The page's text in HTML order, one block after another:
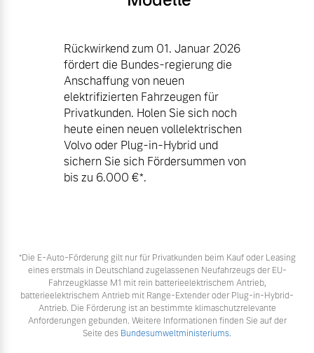
Rückwirkend zum 01. Januar 2026
fördert die Bundes-regierung die
Anschaffung von neuen
elektrifizierten Fahrzeugen für
Privatkunden. Holen Sie sich noch
heute einen neuen vollelektrischen
Volvo oder Plug-in-Hybrid und
sichern Sie sich Fördersummen von
bis zu 6.000 €⁠*.
*Die E‑Auto-Förderung gilt nur für Privatkunden beim Kauf oder Leasing
eines erstmals in Deutschland zugelassenen Neufahrzeugs der EU-
Fahrzeugklasse M1 mit rein batterieelektrischem Antrieb,
batterieelektrischem Antrieb mit Range-Extender oder Plug-in-Hybrid-
Antrieb. Die Förderung ist an bestimmte klimaschutzrelevante
Anforderungen gebunden. Weitere Informationen finden Sie auf der
Seite des Bundesumweltministeriums.